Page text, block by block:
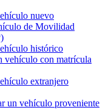
nuevo
de Movilidad
histórico
vehículo con matrícula
extranjero
un vehículo proveniente